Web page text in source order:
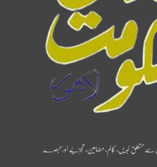
سے متعلق خبریں، کالم، مضامین، تجزیے اور تبصرے